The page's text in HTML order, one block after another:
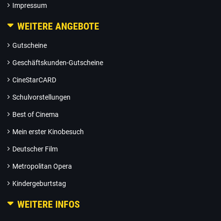
Impressum
WEITERE ANGEBOTE
Gutscheine
Geschäftskunden-Gutscheine
CineStarCARD
Schulvorstellungen
Best of Cinema
Mein erster Kinobesuch
Deutscher Film
Metropolitan Opera
Kindergeburtstag
WEITERE INFOS